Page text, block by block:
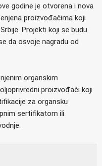
godine je otvorena i nova
proizvođačima koji
Projekti koji se budu
da osvoje nagradu od
organskim
proizvođači koji
za organsku
sertifikatom ili